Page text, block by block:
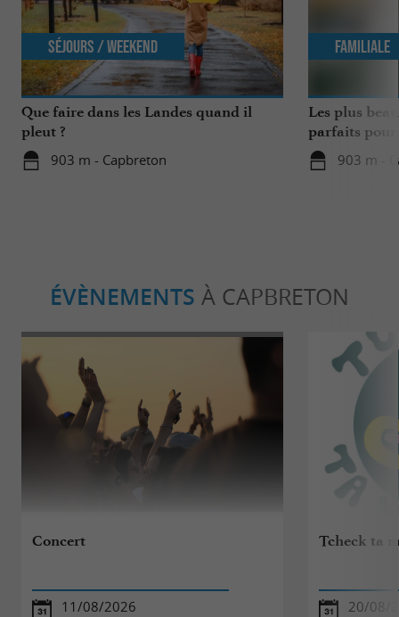
Que faire dans les Landes quand il
pleut ?
903 m - Capbreton
Séjours / Weekend
Les plus
parfaits pour
903 m -
Familiale
ÉVÈNEMENTS À CAPBRETON
Concert
11/08/2026
Tcheck ta
20/08/